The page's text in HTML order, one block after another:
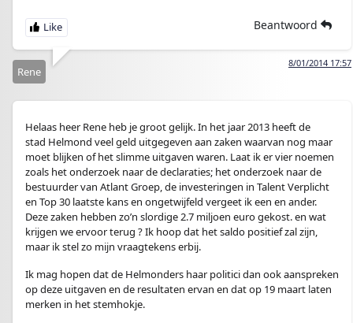
Beantwoord
8/01/2014 17:57
Rene
Helaas heer Rene heb je groot gelijk. In het jaar 2013 heeft de
stad Helmond veel geld uitgegeven aan zaken waarvan nog maar
moet blijken of het slimme uitgaven waren. Laat ik er vier noemen
zoals het onderzoek naar de declaraties; het onderzoek naar de
bestuurder van Atlant Groep, de investeringen in Talent Verplicht
en Top 30 laatste kans en ongetwijfeld vergeet ik een en ander.
Deze zaken hebben zo’n slordige 2.7 miljoen euro gekost. en wat
krijgen we ervoor terug ? Ik hoop dat het saldo positief zal zijn,
maar ik stel zo mijn vraagtekens erbij.
Ik mag hopen dat de Helmonders haar politici dan ook aanspreken
op deze uitgaven en de resultaten ervan en dat op 19 maart laten
merken in het stemhokje.